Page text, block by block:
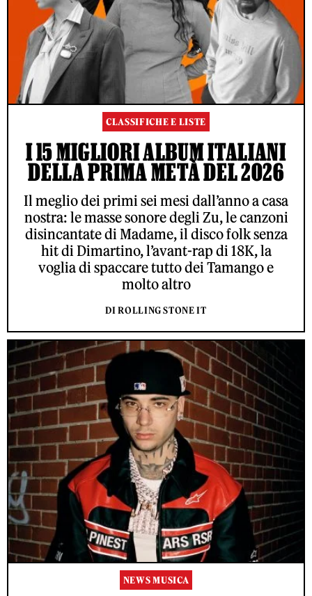
CLASSIFICHE E LISTE
I 15 MIGLIORI ALBUM ITALIANI
DELLA PRIMA METÀ DEL 2026
Il meglio dei primi sei mesi dall’anno a casa
nostra: le masse sonore degli Zu, le canzoni
disincantate di Madame, il disco folk senza
hit di Dimartino, l’avant-rap di 18K, la
voglia di spaccare tutto dei Tamango e
molto altro
DI ROLLING STONE IT
NEWS MUSICA